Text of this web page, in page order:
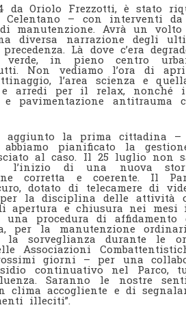
da Oriolo Frezzotti, è stato
Celentano – con interventi
manutenzione. Avrà un volto
diversa narrazione degli
Là dove c’era
in pieno centro
Non vediamo l’ora di
l’area scienza e
arredi per il relax, nonché
pavimentazione antitrauma
la prima cittadina –
pianificato la
al caso. Il 25 luglio non
l’inizio di una nuova
corretta e coerente. Il
dotato di telecamere di
per la disciplina delle attività
apertura e chiusura nei mesi
una procedura di
per la manutenzione
sorveglianza durante le
Associazioni
giorni – per una
continuativo nel Parco,
Saranno le nostre
clima accogliente e di
illeciti”.